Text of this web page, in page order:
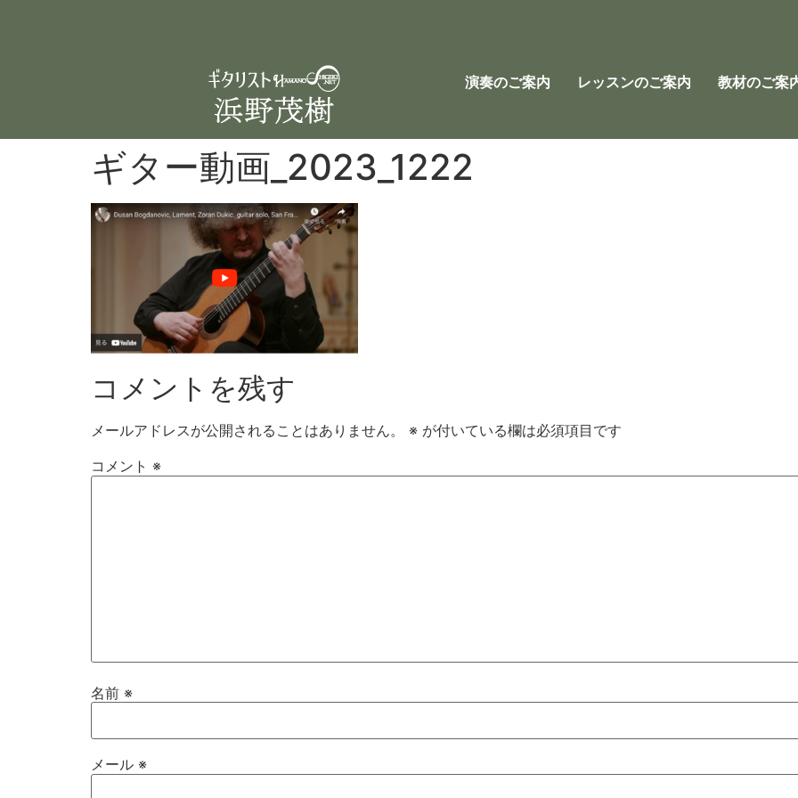
演奏のご案内 レッスンのご案内 教材のご案
ギター動画_2023_1222
コメントを残す
メールアドレスが公開されることはありません。 ※ が付いている欄は必須項目です
コメント ※
名前 ※
メール ※